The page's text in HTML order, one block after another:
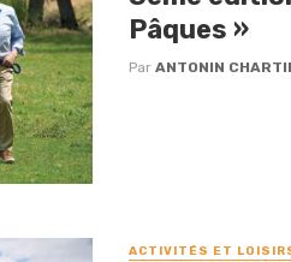
Pâques »
Par ANTONIN
ACTIVITÉS ET